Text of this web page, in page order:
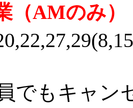
（AMのみ）
でもキャン